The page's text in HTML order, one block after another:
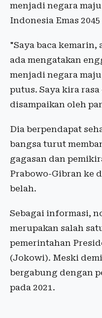
menjadi negara
Indonesia Emas
"Saya baca
ada mengatakan
menjadi negara
putus. Saya kira
disampaikan oleh
Dia berpendapat
bangsa turut
gagasan dan
Prabowo-Gibran ke
belah.
Sebagai informasi,
merupakan salah
pemerintahan
(Jokowi). Meski
bergabung dengan
pada 2021.